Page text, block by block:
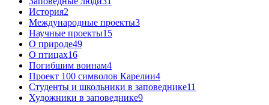
История2
Международные проекты3
Научные проекты15
О природе49
О птицах16
Погибшим воинам4
Проект 100 символов Карелии4
Студенты и школьники в заповеднике11
Художники в заповеднике9